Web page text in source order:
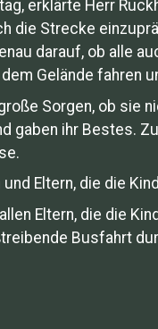
erklärte Herr
die Strecke
darauf, ob alle
Gelände fahren
Sorgen, ob sie
gaben ihr Bestes.
Eltern, die die
Eltern, die die
Busfahrt